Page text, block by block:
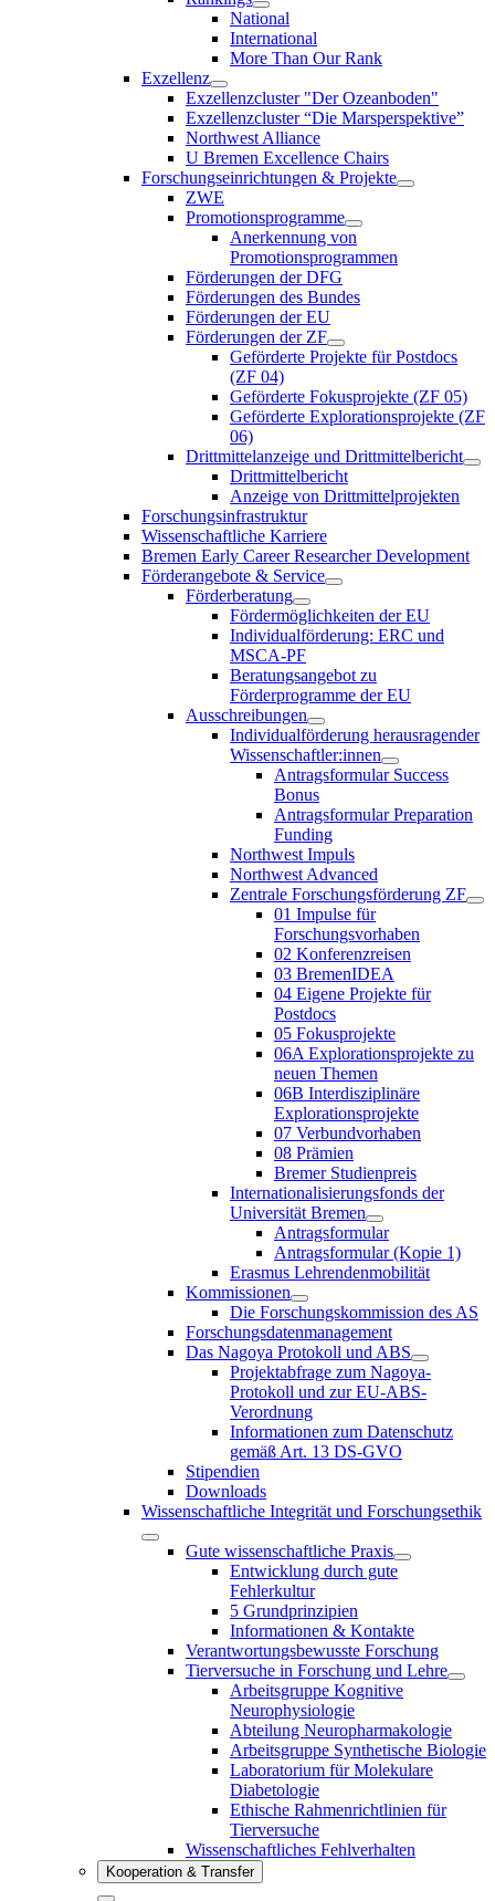
National
International
More Than Our Rank
Exzellenz
Exzellenzcluster "Der Ozeanboden"
Exzellenzcluster “Die Marsperspektive”
Northwest Alliance
U Bremen Excellence Chairs
Forschungseinrichtungen & Projekte
ZWE
Promotionsprogramme
Anerkennung von
Promotionsprogrammen
Förderungen der DFG
Förderungen des Bundes
Förderungen der EU
Förderungen der ZF
Geförderte Projekte für Postdocs
(ZF 04)
Geförderte Fokusprojekte (ZF 05)
Geförderte Explorationsprojekte (ZF
06)
Drittmittelanzeige und Drittmittelbericht
Drittmittelbericht
Anzeige von Drittmittelprojekten
Forschungsinfrastruktur
Wissenschaftliche Karriere
Bremen Early Career Researcher Development
Förderangebote & Service
Förderberatung
Fördermöglichkeiten der EU
Individualförderung: ERC und
MSCA-PF
Beratungsangebot zu
Förderprogramme der EU
Ausschreibungen
Individualförderung herausragender
Wissenschaftler:innen
Antragsformular Success
Bonus
Antragsformular Preparation
Funding
Northwest Impuls
Northwest Advanced
Zentrale Forschungsförderung ZF
01 Impulse für
Forschungsvorhaben
02 Konferenzreisen
03 BremenIDEA
04 Eigene Projekte für
Postdocs
05 Fokusprojekte
06A Explorationsprojekte zu
neuen Themen
06B Interdisziplinäre
Explorationsprojekte
07 Verbundvorhaben
08 Prämien
Bremer Studienpreis
Internationalisierungsfonds der
Universität Bremen
Antragsformular
Antragsformular (Kopie 1)
Erasmus Lehrendenmobilität
Kommissionen
Die Forschungskommission des AS
Forschungsdatenmanagement
Das Nagoya Protokoll und ABS
Projektabfrage zum Nagoya-
Protokoll und zur EU-ABS-
Verordnung
Informationen zum Datenschutz
gemäß Art. 13 DS-GVO
Stipendien
Downloads
Wissenschaftliche Integrität und Forschungsethik
Gute wissenschaftliche Praxis
Entwicklung durch gute
Fehlerkultur
5 Grundprinzipien
Informationen & Kontakte
Verantwortungsbewusste Forschung
Tierversuche in Forschung und Lehre
Arbeitsgruppe Kognitive
Neurophysiologie
Abteilung Neuropharmakologie
Arbeitsgruppe Synthetische Biologie
Laboratorium für Molekulare
Diabetologie
Ethische Rahmenrichtlinien für
Tierversuche
Wissenschaftliches Fehlverhalten
Kooperation & Transfer